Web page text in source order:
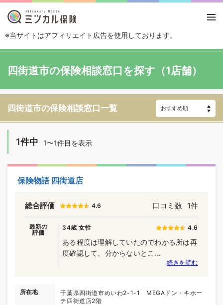
※当サイトはアフィリエイト広告を使用しております。
四街道市
四街道市の保険相談窓口を探す（1店舗）
四街道市の保険相談窓口一覧
1件中 1〜1件目を表示
保険物語 四街道店
総合評価 4.6 口コミ数 1件
最新の
評価
34歳 女性 4.6
ある程度は理解していたのでわかる所は再
度確認して、分からないとこ...
続きを読む
所在地
千葉県四街道市めいわ2-1-1 MEGAドン・キホー
テ四街道店2階